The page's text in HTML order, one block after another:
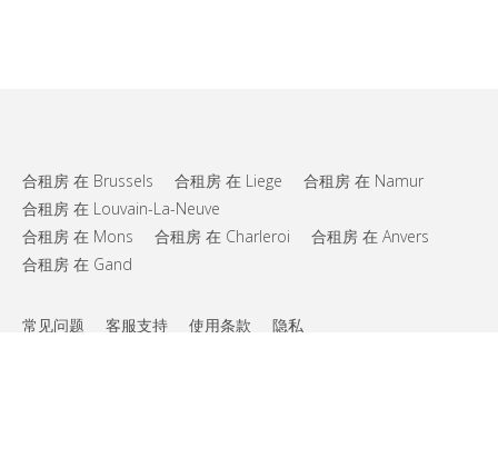
合租房 在 Brussels 合租房 在 Liege
合租房 在 Namur
合租房 在 Louvain-La-Neuve
合租房 在 Mons
合租房 在 Charleroi
合租房 在 Anvers
合租房 在 Gand
常见问题 客服支持 使用条款 隐私